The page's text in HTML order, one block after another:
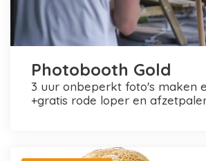
Photobooth Gold
3 uur onbeperkt foto's maken en printen
+gratis rode loper en